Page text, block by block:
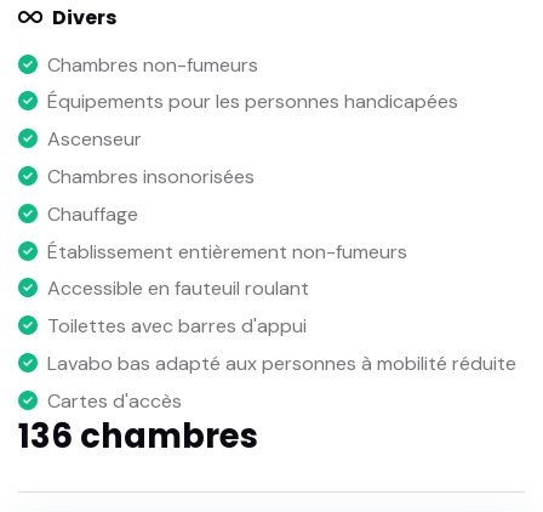
Divers
Chambres non-fumeurs
Équipements pour les personnes handicapées
Ascenseur
Chambres insonorisées
Chauffage
Établissement entièrement non-fumeurs
Accessible en fauteuil roulant
Toilettes avec barres d'appui
Lavabo bas adapté aux personnes à mobilité réduite
Cartes d'accès
136 chambres